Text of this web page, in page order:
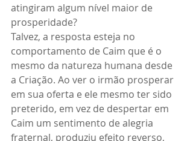
atingiram algum nível maior de
prosperidade?
Talvez, a resposta esteja no
comportamento de Caim que é o
mesmo da natureza humana desde
a Criação. Ao ver o irmão prosperar
em sua oferta e ele mesmo ter sido
preterido, em vez de despertar em
Caim um sentimento de alegria
fraternal, produziu efeito reverso,